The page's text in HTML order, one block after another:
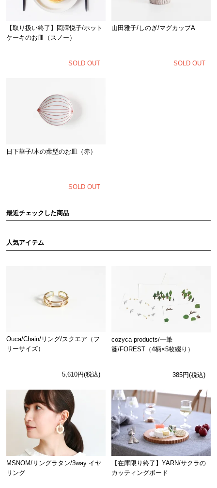
【取り扱い終了】岡澤悦子/ホット
ケーキのお皿（スノー）
SOLD OUT
山田雅子/しのぎ/マグカップA
SOLD OUT
日下華子/木の葉型のお皿（赤）
SOLD OUT
最近チェックした商品
人気アイテム
Ouca/Chain/リング/スクエア（フ
リーサイズ）
5,610円(税込)
cozyca products/一筆
箋/FOREST（4柄×5枚綴り）
385円(税込)
MSNOM/リングラタン/3way イヤ
リング
【在庫限り終了】YARN/サクラの
カッティングボード